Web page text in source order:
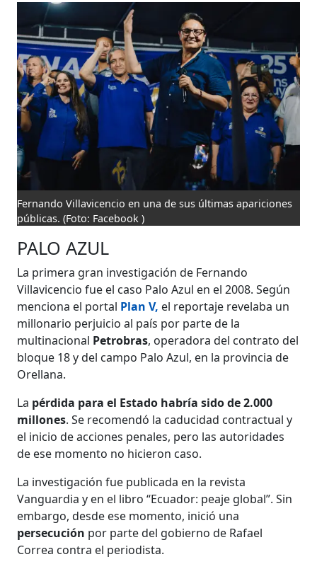
Fernando Villavicencio en una de sus últimas apariciones
públicas. (Foto: Facebook )
PALO AZUL
La primera gran investigación de Fernando
Villavicencio fue el caso Palo Azul en el 2008. Según
menciona el portal Plan V, el reportaje revelaba un
millonario perjuicio al país por parte de la
multinacional Petrobras, operadora del contrato del
bloque 18 y del campo Palo Azul, en la provincia de
Orellana.
La pérdida para el Estado habría sido de 2.000
millones. Se recomendó la caducidad contractual y
el inicio de acciones penales, pero las autoridades
de ese momento no hicieron caso.
La investigación fue publicada en la revista
Vanguardia y en el libro “Ecuador: peaje global”. Sin
embargo, desde ese momento, inició una
persecución por parte del gobierno de Rafael
Correa contra el periodista.